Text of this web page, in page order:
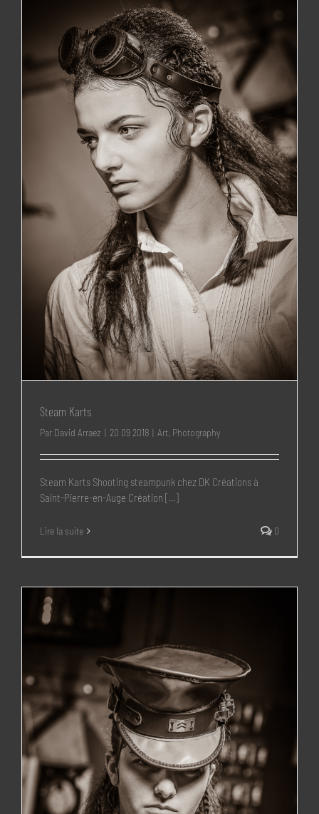
Steam Karts
Par David Arraez | 20 09 2018 | Art, Photography
Steam Karts Shooting steampunk chez DK Créations à
Saint-Pierre-en-Auge Création [...]
Lire la suite 0